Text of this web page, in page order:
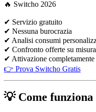
🔥 Switcho 2026
✔ Servizio gratuito
✔ Nessuna burocrazia
✔ Analisi consumi
✔ Confronto offerte su misura
✔ Attivazione
👉 Prova Switcho Gratis
💡 Come funziona